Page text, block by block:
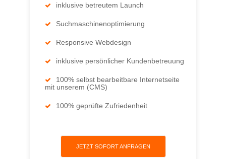
inklusive betreutem Launch
Suchmaschinenoptimierung
Responsive Webdesign
inklusive persönlicher Kundenbetreuung
100% selbst bearbeitbare Internetseite
mit unserem (CMS)
100% geprüfte Zufriedenheit
JETZT SOFORT ANFRAGEN